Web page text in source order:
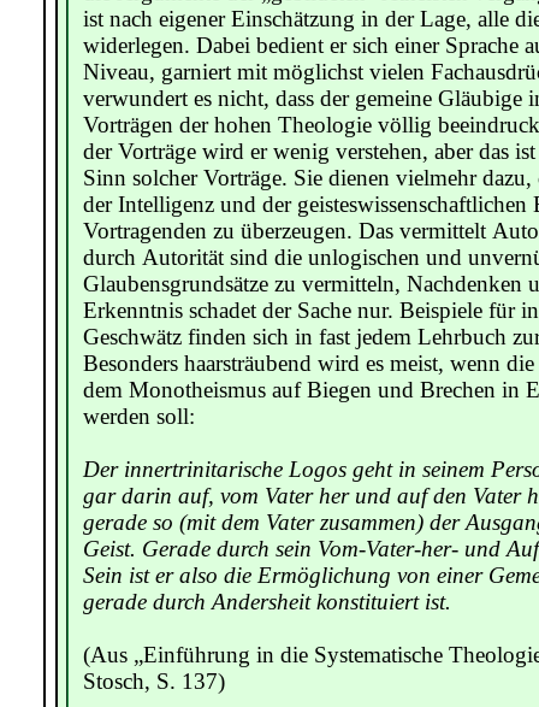
ist nach eigener Einschätzung in der Lage, alle
widerlegen. Dabei bedient er sich einer Sprache
Niveau, garniert mit möglichst vielen
verwundert es nicht, dass der gemeine Gläubige
Vorträgen der hohen Theologie völlig
der Vorträge wird er wenig verstehen, aber das
Sinn solcher Vorträge. Sie dienen vielmehr
der Intelligenz und der geisteswissenschaftlichen
Vortragenden zu überzeugen. Das vermittelt
durch Autorität sind die unlogischen und
Glaubensgrundsätze zu vermitteln, Nachdenken
Erkenntnis schadet der Sache nur. Beispiele für
Geschwätz finden sich in fast jedem Lehrbuch
Besonders haarsträubend wird es meist, wenn
dem Monotheismus auf Biegen und Brechen in
werden soll:
Der innertrinitarische Logos geht in seinem
gar darin auf, vom Vater her und auf den Vater
gerade so (mit dem Vater zusammen) der
Geist. Gerade durch sein Vom-Vater-her- und
Sein ist er also die Ermöglichung von einer
gerade durch Andersheit konstituiert ist.
(Aus „Einführung in die Systematische
Stosch, S. 137)